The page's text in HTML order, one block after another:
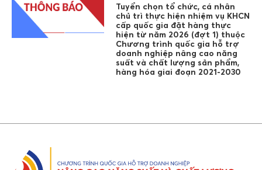
Tuyển chọn tổ chức, cá nhân
chủ trì thực hiện nhiệm vụ KHCN
cấp quốc gia đặt hàng thực
hiện từ năm 2026 (đợt 1) thuộc
Chương trình quốc gia hỗ trợ
doanh nghiệp nâng cao năng
suất và chất lượng sản phẩm,
hàng hóa giai đoạn 2021-2030